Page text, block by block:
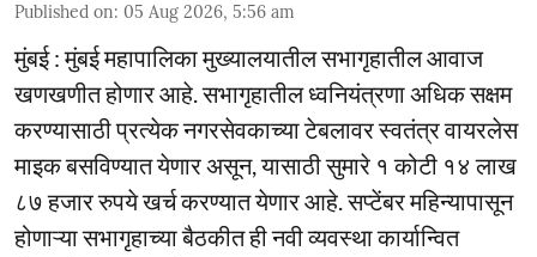
Published on: 05 Aug 2026, 5:56 am
मुंबई : मुंबई महापालिका मुख्यालयातील सभागृहातील आवाज
खणखणीत होणार आहे. सभागृहातील ध्वनियंत्रणा अधिक सक्षम
करण्यासाठी प्रत्येक नगरसेवकाच्या टेबलावर स्वतंत्र वायरलेस
माइक बसविण्यात येणार असून, यासाठी सुमारे १ कोटी १४ लाख
८७ हजार रुपये खर्च करण्यात येणार आहे. सप्टेंबर महिन्यापासून
होणाऱ्या सभागृहाच्या बैठकीत ही नवी व्यवस्था कार्यान्वित